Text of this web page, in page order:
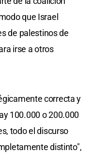
que Israel
de palestinos de
irse a otros
correcta y
100.000 o 200.000
todo el discurso
distinto",